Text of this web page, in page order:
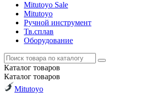
Mitutoyo Sale
Mitutoyo
Ручной инструмент
Тв.сплав
Оборудование
Каталог товаров
Каталог товаров
Mitutoyo